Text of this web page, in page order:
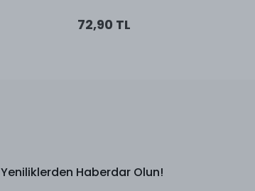
72,90 TL
Yeniliklerden Haberdar Olun!